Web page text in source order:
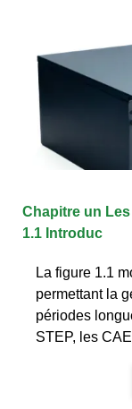
Chapitre un
1.1 Introduc
La figure 1.1
permettant la
périodes
STEP, les